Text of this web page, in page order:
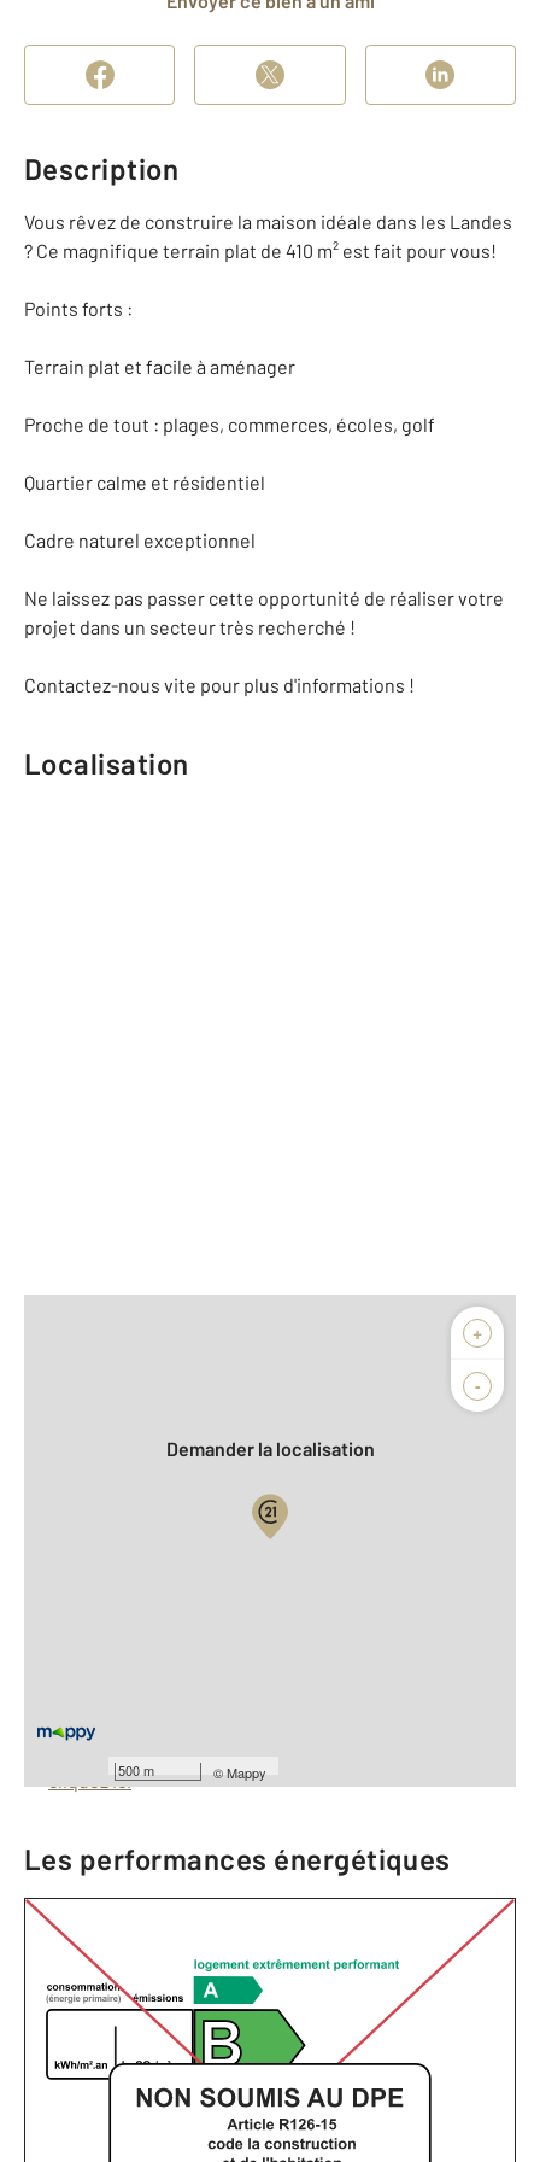
Description
Vous rêvez de construire la maison idéale dans les Landes
? Ce magnifique terrain plat de 410 m² est fait pour vous!
Points forts :
Terrain plat et facile à aménager
Proche de tout : plages, commerces, écoles, golf
Quartier calme et résidentiel
Cadre naturel exceptionnel
Ne laissez pas passer cette opportunité de réaliser votre
projet dans un secteur très recherché !
Contactez-nous vite pour plus d'informations !
Localisation
+
-
500 m ©Mappy
Biens vendus
Demander la localisation
Barèmes d'honoraires de l'agence
cliquez ici
Les performances énergétiques